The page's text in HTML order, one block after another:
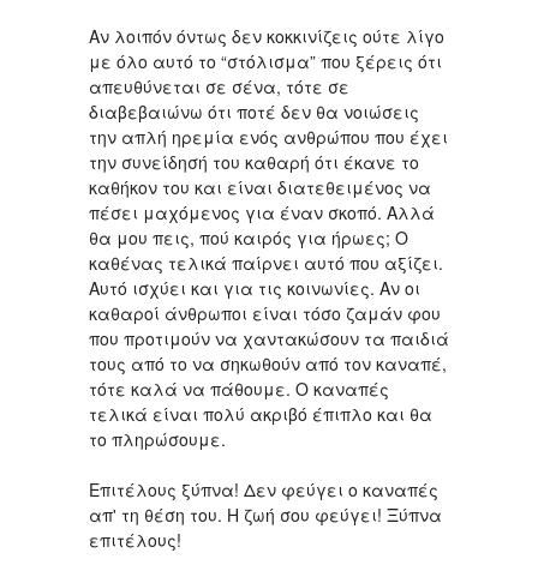
Αν λοιπόν όντως δεν κοκκινίζεις ούτε λίγο
με όλο αυτό το “στόλισμα” που ξέρεις ότι
απευθύνεται σε σένα, τότε σε
διαβεβαιώνω ότι ποτέ δεν θα νοιώσεις
την απλή ηρεμία ενός ανθρώπου που έχει
την συνείδησή του καθαρή ότι έκανε το
καθήκον του και είναι διατεθειμένος να
πέσει μαχόμενος για έναν σκοπό. Αλλά
θα μου πεις, πού καιρός για ήρωες; Ο
καθένας τελικά παίρνει αυτό που αξίζει.
Αυτό ισχύει και για τις κοινωνίες. Αν οι
καθαροί άνθρωποι είναι τόσο ζαμάν φου
που προτιμούν να χαντακώσουν τα παιδιά
τους από το να σηκωθούν από τον καναπέ,
τότε καλά να πάθουμε. Ο καναπές
τελικά είναι πολύ ακριβό έπιπλο και θα
το πληρώσουμε.
Επιτέλους ξύπνα! Δεν φεύγει ο καναπές
απ' τη θέση του. Η ζωή σου φεύγει! Ξύπνα
επιτέλους!